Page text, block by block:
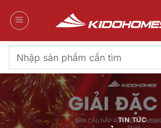
qua
Tìm
kiếm:
TIN TỨC